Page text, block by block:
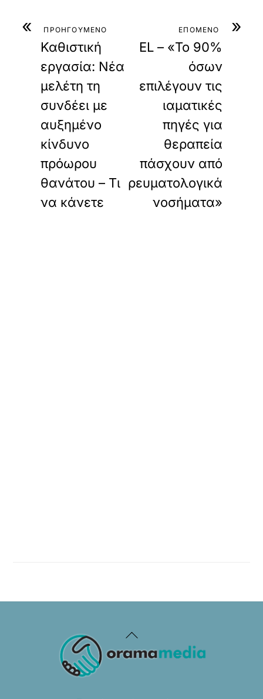
« ΠΡΟΗΓΟΥΜΕΝΟ
Καθιστική
εργασία: Νέα
μελέτη τη
συνδέει με
αυξημένο
κίνδυνο
πρόωρου
θανάτου – Τι
να κάνετε
»
ΕΠΟΜΕΝΟ
EL – «Το 90%
όσων
επιλέγουν τις
ιαματικές
πηγές για
θεραπεία
πάσχουν από
ρευματολογικά
νοσήματα»
Back
To